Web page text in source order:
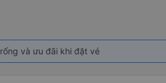
và ưu đãi khi đặt vé